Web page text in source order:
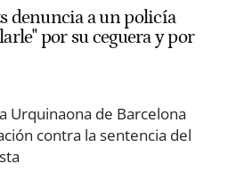
denuncia a un policía
por su ceguera y por